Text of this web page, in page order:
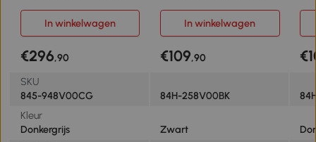
Frame, 210x360x235 cm,
Donkergrijs
220 x 157 x 165 cm Zwart
In winkelwagen In winkelwagen
€296,90 €109,90
SKU
845-948V00CG
84H-258V00BK
Kleur
Donkergrijs
Zwart